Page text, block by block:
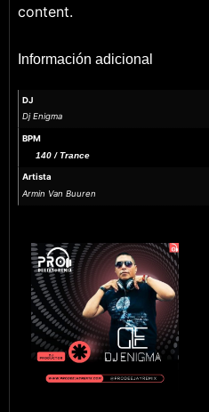
content.
Información adicional
DJ
Dj Enigma
BPM
140 / Trance
Artista
Armin Van Buuren